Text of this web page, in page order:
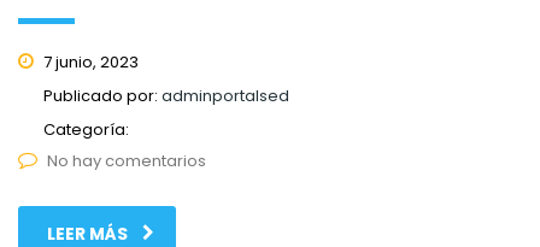
7 junio, 2023
Publicado por: adminportalsed
Categoría:
No hay comentarios
LEER MÁS